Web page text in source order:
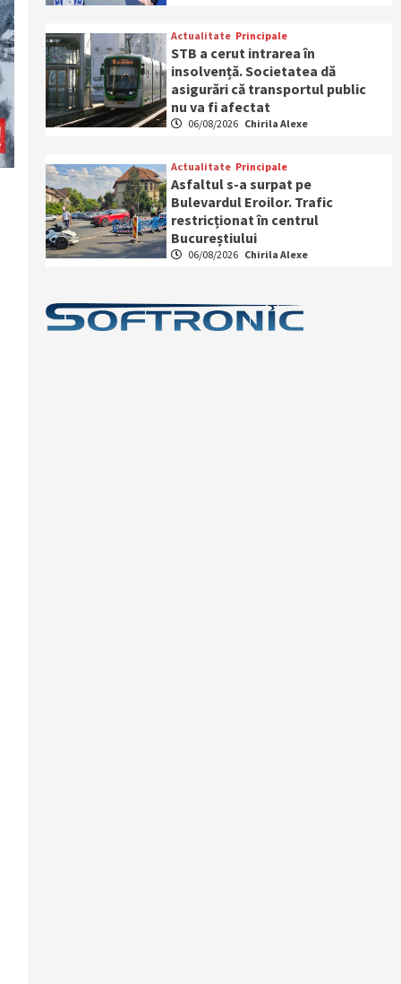
Actualitate Principale
STB a cerut intrarea în
insolvență. Societatea dă
asigurări că transportul public
nu va fi afectat
06/08/2026 Chirila Alexe
Actualitate Principale
Asfaltul s-a surpat pe
Bulevardul Eroilor. Trafic
restricționat în centrul
Bucureștiului
06/08/2026 Chirila Alexe